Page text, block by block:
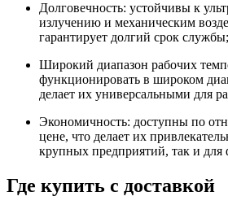
Долговечность: устойчивы к
излучению и механическим
гарантирует долгий срок службы;
Широкий диапазон рабочих
функционировать в широком
делает их универсальными для
Экономичность: доступны по
цене, что делает их
крупных предприятий, так и для
Где купить с доставкой